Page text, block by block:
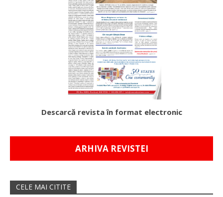
Descarcă revista în format electronic
ARHIVA REVISTEI
CELE MAI CITITE